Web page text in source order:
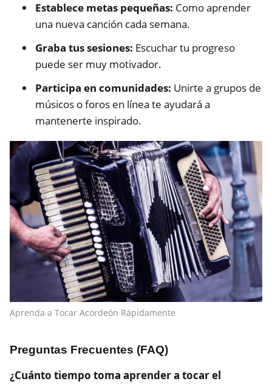
Establece metas pequeñas: Como aprender
una nueva canción cada semana.
Graba tus sesiones: Escuchar tu progreso
puede ser muy motivador.
Participa en comunidades: Unirte a grupos de
músicos o foros en línea te ayudará a
mantenerte inspirado.
Aprenda a Tocar Acordeón Rápidamente
Preguntas Frecuentes (FAQ)
¿Cuánto tiempo toma aprender a tocar el